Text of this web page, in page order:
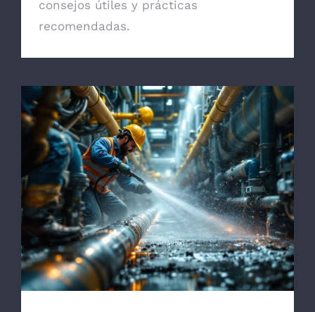
consejos útiles y prácticas
recomendadas.
Desatascos industriales en Murcia con
agua a presión